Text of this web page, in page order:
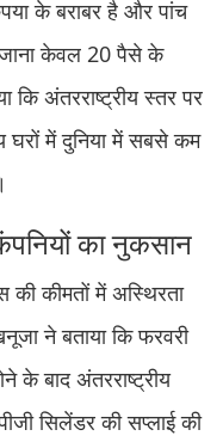
के बराबर है और पांच
केवल 20 पैसे के
कि अंतरराष्ट्रीय स्तर पर
घरों में दुनिया में सबसे कम
का नुकसान
कीमतों में अस्थिरता
ने बताया कि फरवरी
के बाद अंतरराष्ट्रीय
सिलेंडर की सप्लाई की